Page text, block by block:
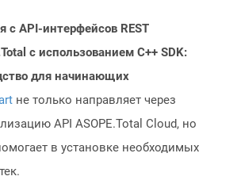
с API-интерфейсов REST
с использованием C++ SDK:
для начинающих
не только направляет через
API ASOPE.Total Cloud, но
в установке необходимых